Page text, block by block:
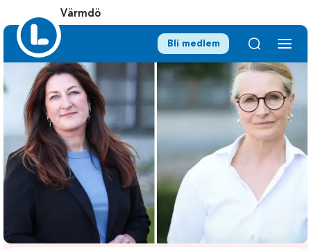
Värmdö
Bli medlem